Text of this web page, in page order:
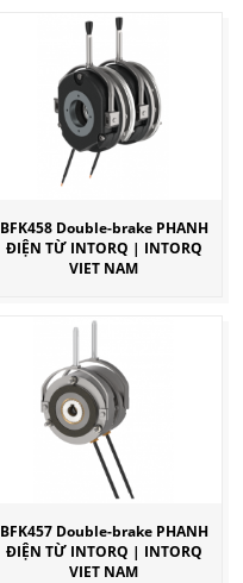
BFK458 Double-brake PHANH
ĐIỆN TỪ INTORQ | INTORQ
VIET NAM
BFK457 Double-brake PHANH
ĐIỆN TỪ INTORQ | INTORQ
VIET NAM